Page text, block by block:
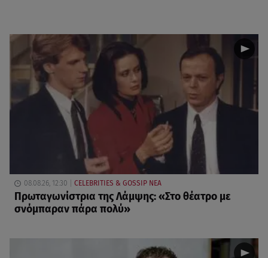
08.08.26, 12:30 CELEBRITIES & GOSSIP ΝΕΑ
Πρωταγωνίστρια της Λάμψης: «Στο θέατρο με
σνόμπαραν πάρα πολύ»